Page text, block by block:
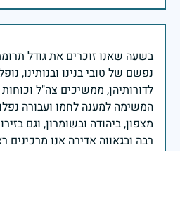
בשעה שאנו זוכרים את גודל
נפשם של טובי בנינו ובנותינו,
לדורותיהן, ממשיכים צה"ל
המשימה למענה לחמו ועבורה
מצפון, ביהודה ובשומרון, וגם
רבה ובגאווה אדירה אנו מרכינים